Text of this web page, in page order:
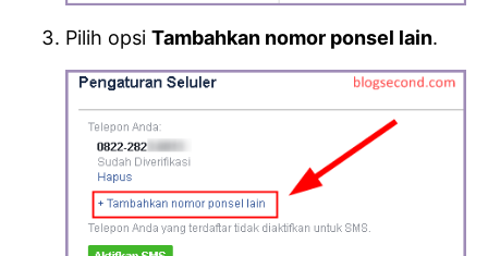
Pilih opsi Tambahkan nomor ponsel lain.